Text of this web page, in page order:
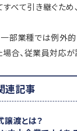
すべて引き継ぐた
部業種では例外
、従業員対応が
連記事
譲渡とは？